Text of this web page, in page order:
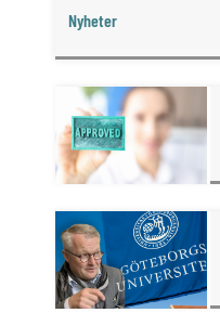
fråga".
Nyheter